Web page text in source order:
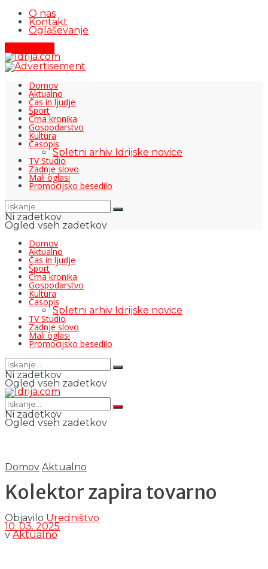
O nas
Kontakt
Oglaševanje
Domov
Aktualno
Čas in ljudje
Šport
Črna kronika
Gospodarstvo
Kultura
Časopis
Spletni arhiv Idrijske novice
TV Studio
Zadnje slovo
Mali oglasi
Promocijsko besedilo
Ni zadetkov
Ogled vseh zadetkov
Domov
Aktualno
Čas in ljudje
Šport
Črna kronika
Gospodarstvo
Kultura
Časopis
Spletni arhiv Idrijske novice
TV Studio
Zadnje slovo
Mali oglasi
Promocijsko besedilo
Ni zadetkov
Ogled vseh zadetkov
Ni zadetkov
Ogled vseh zadetkov
Domov Aktualno
Kolektor zapira tovarno
Objavilo Uredništvo
10. 03. 2025
v Aktualno